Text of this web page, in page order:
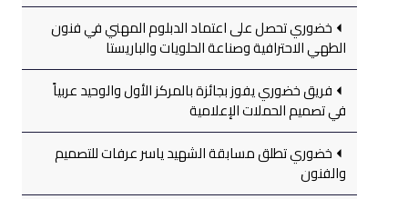
خضوري تحصل على اعتماد الدبلوم المهني في فنون
الطهي الاحترافية وصناعة الحلويات والباريستا
فريق خضوري يفوز بجائزة بالمركز الأول والوحيد عربياً
في تصميم الحملات الإعلامية
خضوري تطلق مسابقة الشهيد ياسر عرفات للتصميم
والفنون